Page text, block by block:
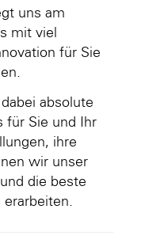
uns am
mit viel
für Sie
absolute
für Sie und Ihr
ihre
wir unser
die beste
erarbeiten.